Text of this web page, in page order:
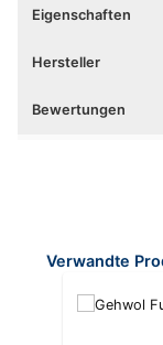
Eigenschaften
Hersteller
Bewertungen
Produktgalerie
Verwandte